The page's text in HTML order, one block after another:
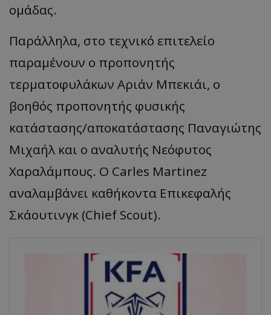
ομάδας.
Παράλληλα, στο τεχνικό επιτελείο
παραμένουν ο προπονητής
τερματοφυλάκων Αριάν Μπεκιάι, ο
βοηθός προπονητής φυσικής
κατάστασης/αποκατάστασης Παναγιώτης
Μιχαήλ και ο αναλυτής Νεόφυτος
Χαραλάμπους. Ο Carles Martinez
αναλαμβάνει καθήκοντα Επικεφαλής
Σκάουτινγκ (Chief Scout).